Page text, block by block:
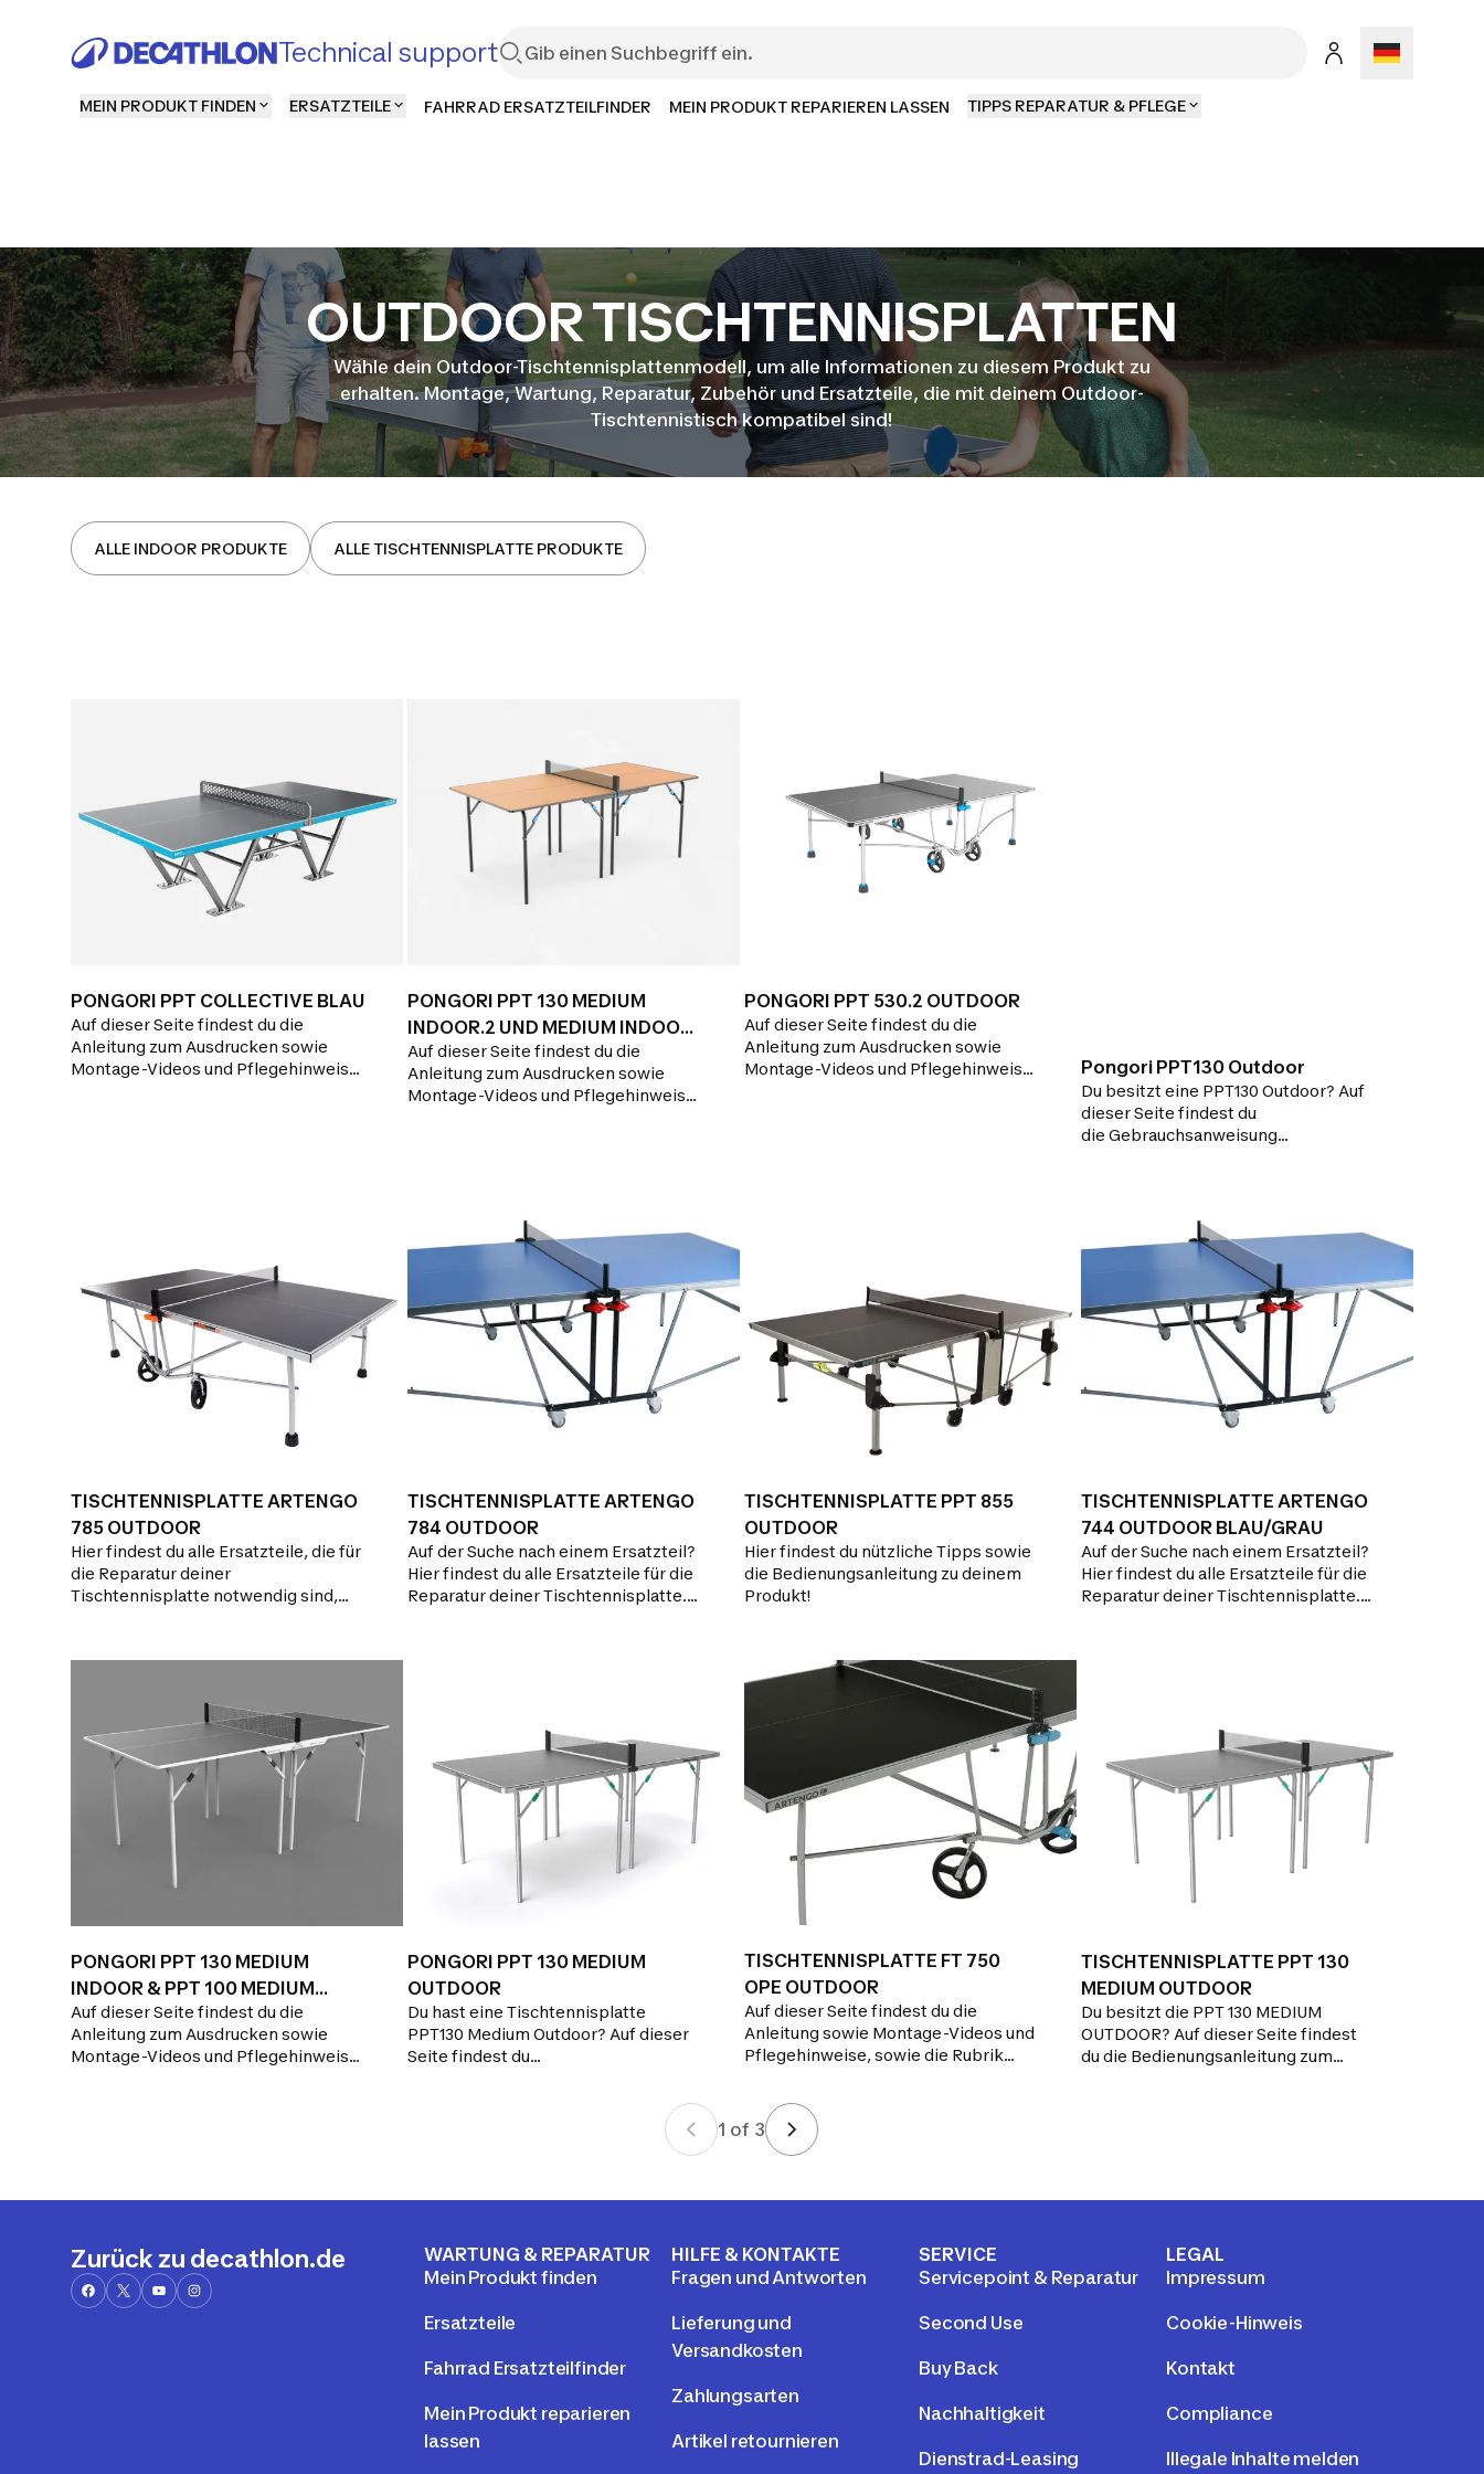
Technical support
MEIN PRODUKT FINDEN ERSATZTEILE FAHRRAD ERSATZTEILFINDER MEIN PRODUKT REPARIEREN LASSEN TIPPS REPARATUR & PFLEGE
OUTDOOR TISCHTENNISPLATTEN
Wähle dein Outdoor-Tischtennisplattenmodell, um alle Informationen zu diesem Produkt zu
erhalten. Montage, Wartung, Reparatur, Zubehör und Ersatzteile, die mit deinem Outdoor-
Tischtennistisch kompatibel sind!
ALLE INDOOR PRODUKTE ALLE TISCHTENNISPLATTE PRODUKTE
PONGORI PPT COLLECTIVE BLAU
Auf dieser Seite findest du die
Anleitung zum Ausdrucken sowie
Montage-Videos und Pflegehinweise.
PONGORI PPT 130 MEDIUM
INDOOR.2 UND MEDIUM INDOOR
BLACK
Auf dieser Seite findest du die
Anleitung zum Ausdrucken sowie
Montage-Videos und Pflegehinweise.
PONGORI PPT 530.2 OUTDOOR
Auf dieser Seite findest du die
Anleitung zum Ausdrucken sowie
Montage-Videos und Pflegehinweise.
Pongori PPT130 Outdoor
Du besitzt eine PPT130 Outdoor? Auf
dieser Seite findest du
die Gebrauchsanweisung
Ersatzteile für die Reparatur deiner
Tischtennisplatte.
TISCHTENNISPLATTE ARTENGO
785 OUTDOOR
Hier findest du alle Ersatzteile, die für
die Reparatur deiner
Tischtennisplatte notwendig sind,
Kontaktformular, falls du
TISCHTENNISPLATTE ARTENGO
784 OUTDOOR
Auf der Suche nach einem Ersatzteil?
Hier findest du alle Ersatzteile für die
Reparatur deiner Tischtennisplatte.
TISCHTENNISPLATTE PPT 855
OUTDOOR
Hier findest du nützliche Tipps sowie
die Bedienungsanleitung zu deinem
Produkt!
TISCHTENNISPLATTE ARTENGO
744 OUTDOOR BLAU/GRAU
Auf der Suche nach einem Ersatzteil?
Hier findest du alle Ersatzteile für die
Reparatur deiner Tischtennisplatte.
PONGORI PPT 130 MEDIUM
INDOOR & PPT 100 MEDIUM
INDOOR
Auf dieser Seite findest du die
Anleitung zum Ausdrucken sowie
Montage-Videos und Pflegehinweise.
PONGORI PPT 130 MEDIUM
OUTDOOR
Du hast eine Tischtennisplatte
PPT130 Medium Outdoor? Auf dieser
Seite findest du
Ersatzteile für die Reparatur deiner
TISCHTENNISPLATTE FT 750
OPE OUTDOOR
Auf dieser Seite findest du die
Anleitung sowie Montage-Videos und
Pflegehinweise, sowie die Rubrik
benötigst.
TISCHTENNISPLATTE PPT 130
MEDIUM OUTDOOR
Du besitzt die PPT 130 MEDIUM
OUTDOOR? Auf dieser Seite findest
du die Bedienungsanleitung zum
1 of 3
Zurück zu decathlon.de
WARTUNG & REPARATUR
Mein Produkt finden
Ersatzteile
Fahrrad Ersatzteilfinder
Mein Produkt reparieren
lassen
HILFE & KONTAKTE
Fragen und Antworten
Lieferung und
Versandkosten
Zahlungsarten
Artikel retournieren
SERVICE
Servicepoint & Reparatur
Second Use
Buy Back
Nachhaltigkeit
Dienstrad-Leasing
LEGAL
Impressum
Cookie-Hinweis
Kontakt
Compliance
Illegale Inhalte melden